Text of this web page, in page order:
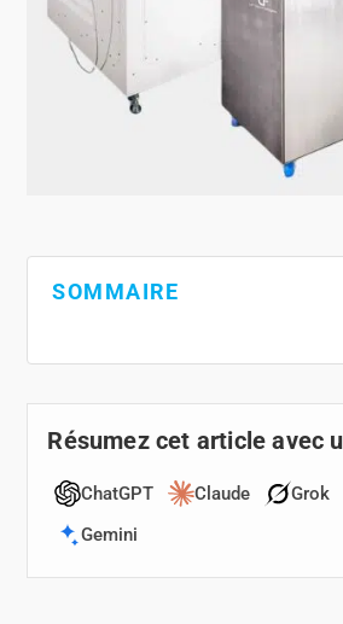
SOMMAIRE
Résumez cet article avec
ChatGPT Claude Grok
Gemini